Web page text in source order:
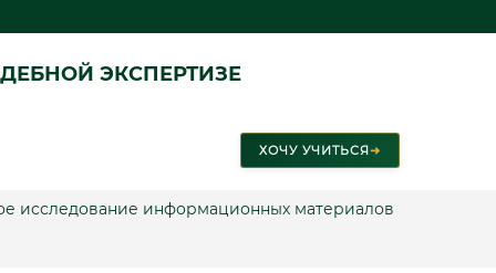
ЭКСПЕРТИЗЕ
ХОЧУ УЧИТЬСЯ➜
исследование информационных материалов